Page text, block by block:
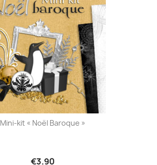
Mini-kit « Noël Baroque »
€3.90